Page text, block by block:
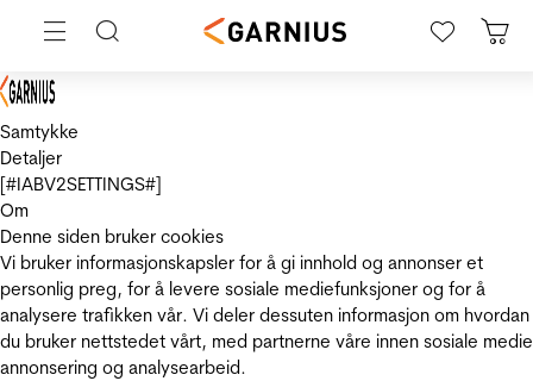
Samtykke
Detaljer
[#IABV2SETTINGS#]
Om
Denne siden bruker cookies
Vi bruker informasjonskapsler for å gi innhold og annonser et
personlig preg, for å levere sosiale mediefunksjoner og for å
analysere trafikken vår. Vi deler dessuten informasjon om hvordan
du bruker nettstedet vårt, med partnerne våre innen sosiale
annonsering og analysearbeid.